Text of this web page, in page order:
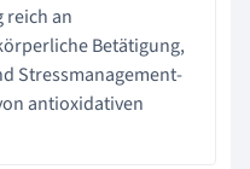
reich an
Betätigung,
Stressmanagement-
antioxidativen